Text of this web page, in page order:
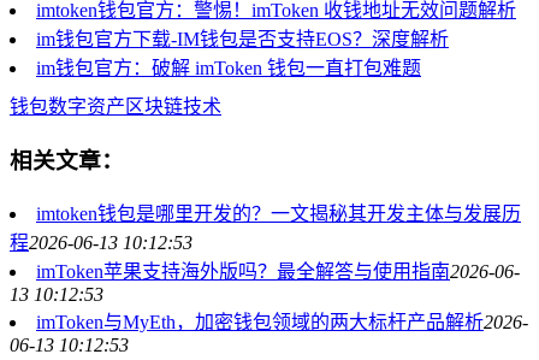
imtoken钱包官方：警惕！imToken 收钱地址无效问题解析
im钱包官方下载-IM钱包是否支持EOS？深度解析
im钱包官方：破解 imToken 钱包一直打包难题
钱包数字资产 区块链技术
相关文章：
imtoken钱包是哪里开发的？一文揭秘其开发主体与发展历
程2026-06-13 10:12:53
imToken苹果支持海外版吗？最全解答与使用指南2026-06-
13 10:12:53
imToken与MyEth，加密钱包领域的两大标杆产品解析2026-
06-13 10:12:53